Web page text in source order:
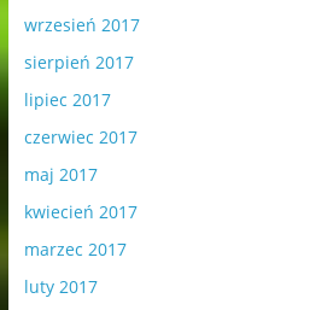
wrzesień 2017
sierpień 2017
lipiec 2017
czerwiec 2017
maj 2017
kwiecień 2017
marzec 2017
luty 2017